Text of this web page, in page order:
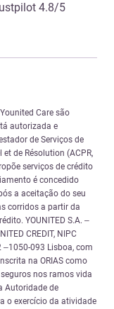
4.8/5
Care são
autorizada e
de Serviços de
de Résolution (ACPR,
serviços de crédito
é concedido
a aceitação do seu
corridos a partir da
YOUNITED S.A. –
CREDIT, NIPC
–1050-093 Lisboa, com
na ORIAS como
nos ramos vida
Autoridade de
o exercício da atividade